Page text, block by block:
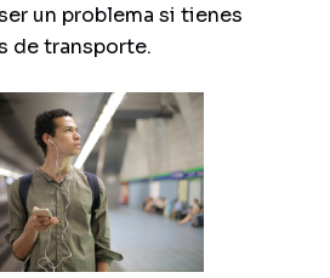
un problema si tienes
de transporte.